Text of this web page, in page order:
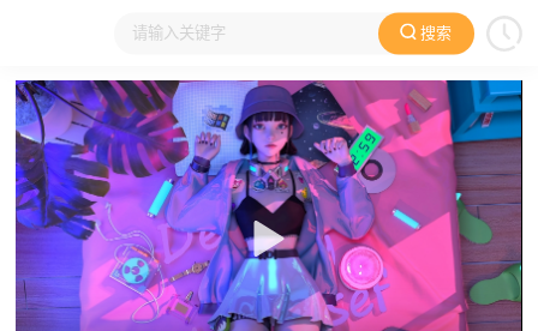
搜索
大家在看 日本动漫 国产动漫 欧美动漫 动漫电影